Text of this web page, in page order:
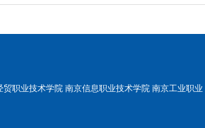
贸职业技术学院 南京信息职业技术学院 南京工业职业